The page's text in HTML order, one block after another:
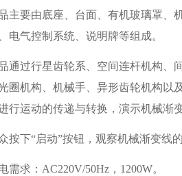
主要由底座、台面、有机玻璃罩、
电气控制系统、说明牌等组成。
通过行星齿轮系、空间连杆机构、
圈机构、机械手、异形齿轮机构以
行运动的传递与转换，演示机械渐
按下“启动”按钮，观察机械渐变线
需求： AC220V/50Hz ， 1200W。